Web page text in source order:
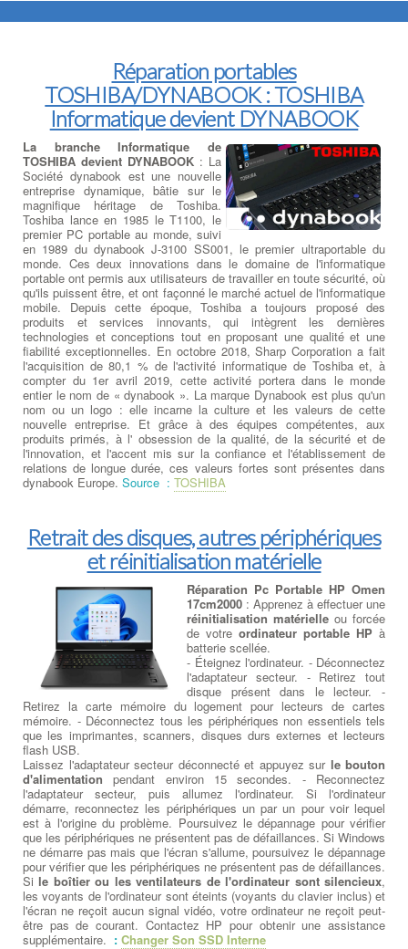
Réparation portables
TOSHIBA/DYNABOOK : TOSHIBA
Informatique devient DYNABOOK
La branche Informatique de
TOSHIBA devient DYNABOOK : La
Société dynabook est une nouvelle
entreprise dynamique, bâtie sur le
magnifique héritage de Toshiba.
Toshiba lance en 1985 le T1100, le
premier PC portable au monde, suivi
en 1989 du dynabook J-3100 SS001, le premier ultraportable du
monde. Ces deux innovations dans le domaine de l'informatique
portable ont permis aux utilisateurs de travailler en toute sécurité, où
qu'ils puissent être, et ont façonné le marché actuel de l'informatique
mobile. Depuis cette époque, Toshiba a toujours proposé des
produits et services innovants, qui intègrent les dernières
technologies et conceptions tout en proposant une qualité et une
fiabilité exceptionnelles. En octobre 2018, Sharp Corporation a fait
l'acquisition de 80,1 % de l'activité informatique de Toshiba et, à
compter du 1er avril 2019, cette activité portera dans le monde
entier le nom de « dynabook ». La marque Dynabook est plus qu'un
nom ou un logo : elle incarne la culture et les valeurs de cette
nouvelle entreprise. Et grâce à des équipes compétentes, aux
produits primés, à l' obsession de la qualité, de la sécurité et de
l'innovation, et l'accent mis sur la confiance et l'établissement de
relations de longue durée, ces valeurs fortes sont présentes dans
dynabook Europe. Source : TOSHIBA
Retrait des disques, autres périphériques
et réinitialisation matérielle
Réparation Pc Portable HP Omen
17cm2000 : Apprenez à effectuer une
réinitialisation matérielle ou forcée
de votre ordinateur portable HP à
batterie scellée.
- Éteignez l'ordinateur. - Déconnectez
l'adaptateur secteur. - Retirez tout
disque présent dans le lecteur. -
Retirez la carte mémoire du logement pour lecteurs de cartes
mémoire. - Déconnectez tous les périphériques non essentiels tels
que les imprimantes, scanners, disques durs externes et lecteurs
flash USB.
Laissez l'adaptateur secteur déconnecté et appuyez sur le bouton
d'alimentation pendant environ 15 secondes. - Reconnectez
l'adaptateur secteur, puis allumez l'ordinateur. Si l'ordinateur
démarre, reconnectez les périphériques un par un pour voir lequel
est à l'origine du problème. Poursuivez le dépannage pour vérifier
que les périphériques ne présentent pas de défaillances. Si Windows
ne démarre pas mais que l'écran s'allume, poursuivez le dépannage
pour vérifier que les périphériques ne présentent pas de défaillances.
Si le boîtier ou les ventilateurs de l'ordinateur sont silencieux,
les voyants de l'ordinateur sont éteints (voyants du clavier inclus) et
l'écran ne reçoit aucun signal vidéo, votre ordinateur ne reçoit peut-
être pas de courant. Contactez HP pour obtenir une assistance
supplémentaire. : Changer Son SSD Interne